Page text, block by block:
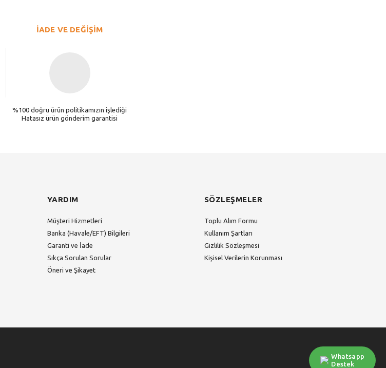
İADE VE DEĞİŞİM
%100 doğru ürün politikamızın işlediği
Hatasız ürün gönderim garantisi
YARDIM
Müşteri Hizmetleri
Banka (Havale/EFT) Bilgileri
Garanti ve İade
Sıkça Sorulan Sorular
Öneri ve Şikayet
SÖZLEŞMELER
Toplu Alım Formu
Kullanım Şartları
Gizlilik Sözleşmesi
Kişisel Verilerin Korunması
Whatsapp
Destek